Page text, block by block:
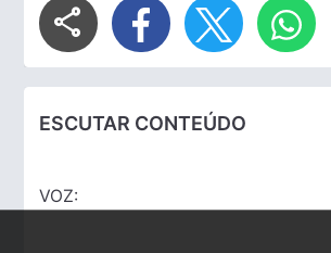
share
ESCUTAR CONTEÚDO
VOZ: